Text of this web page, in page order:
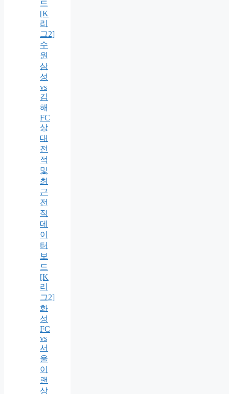
드
[K
리
그2]
수
원
삼
성
vs
김
해
FC
상
대
전
적
및
최
근
전
적
데
이
터
보
드
[K
리
그2]
화
성
FC
vs
서
울
이
랜
상